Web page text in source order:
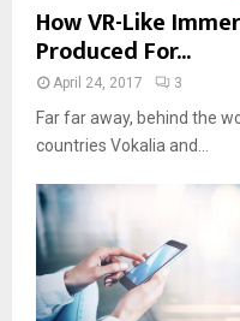
How VR-Like
Produced For...
April 24, 2017 3
Far far away, behind the
countries Vokalia and...